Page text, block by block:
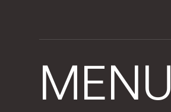
MENU